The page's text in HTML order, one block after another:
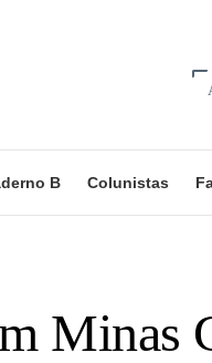
B Colunistas
Minas